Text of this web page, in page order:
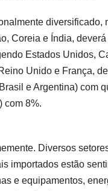
diversificado,
Coreia e Índia,
Estados Unidos,
Unido e França,
e Argentina) com
com 8%.
Diversos
importados estão
e equipamentos,